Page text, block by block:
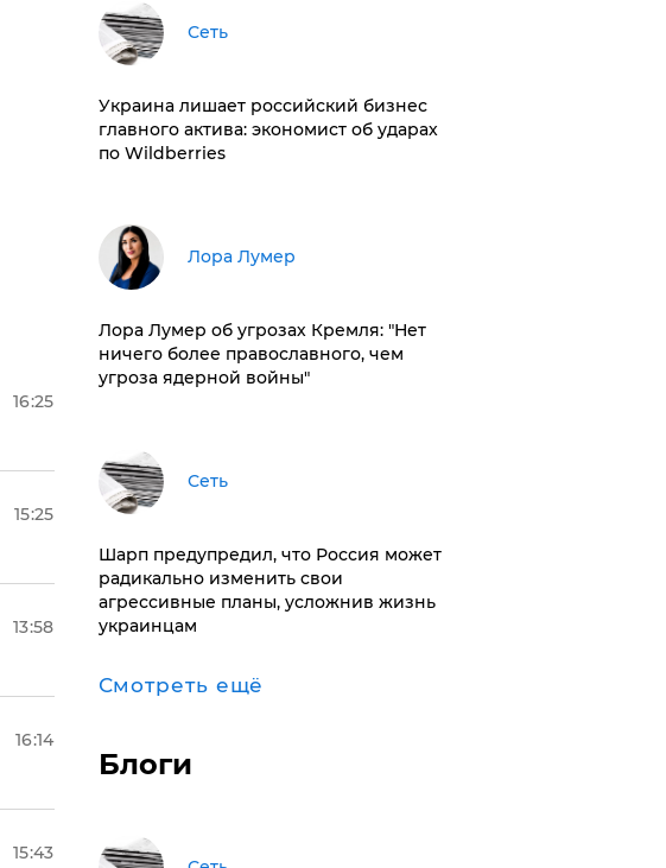
16:25
15:25
13:58
16:14
15:43
Сеть
​Украина лишает российский бизнес
главного актива: экономист об ударах
по Wildberries
​Лора Лумер
Лора Лумер об угрозах Кремля: "Нет
ничего более православного, чем
угроза ядерной войны"
Сеть
Шарп предупредил, что Россия может
радикально изменить свои
агрессивные планы, усложнив жизнь
украинцам
Смотреть ещё
Блоги